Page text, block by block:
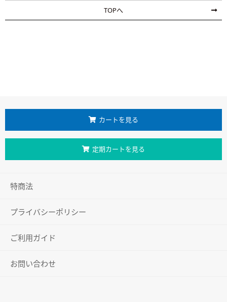
TOPへ
カートを見る
定期カートを見る
特商法
プライバシーポリシー
ご利用ガイド
お問い合わせ